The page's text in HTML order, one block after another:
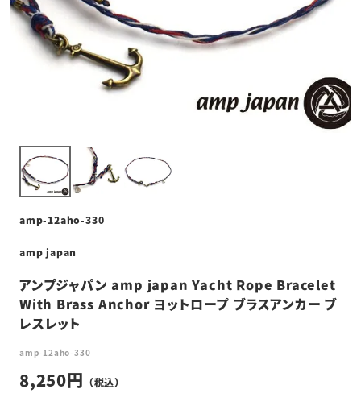
amp-12aho-330
amp japan
アンプジャパン amp japan Yacht Rope Bracelet
With Brass Anchor ヨットロープ ブラスアンカー ブ
レスレット
amp-12aho-330
8,250